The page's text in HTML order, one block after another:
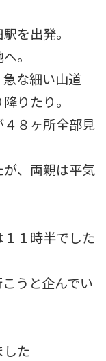
を出発。
。
な細い山道
りたり。
８ヶ所全部見
、両親は平気
１時半でした
うと企んでい
た